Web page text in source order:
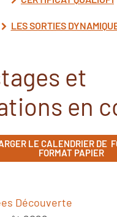
LES SORTIES
et
en
LE CALENDRIER DE
FORMAT PAPIER
Découverte